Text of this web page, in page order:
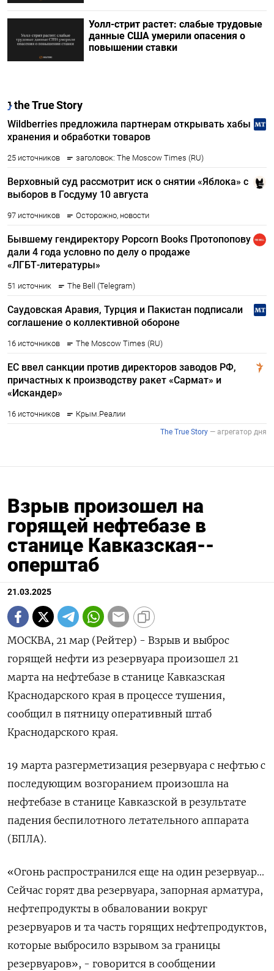
Уолл-стрит растет: слабые трудовые
данные США умерили опасения о
повышении ставки
Взрыв произошел на
горящей нефтебазе в
станице Кавказская--
оперштаб
21.03.2025
МОСКВА, 21 мар (Рейтер) - Взрыв и выброс
горящей нефти из резервуара произошел 21
марта на нефтебазе в станице Кавказская
Краснодарского края в процессе тушения,
сообщил в пятницу оперативный штаб
Краснодарского края.
19 марта разгерметизация резервуара с нефтью с
последующим возгоранием произошла на
нефтебазе в станице Кавказской в результате
падения беспилотного летательного аппарата
(БПЛА).
«Огонь распространился еще на один резервуар...
Сейчас горят два резервуара, запорная арматура,
нефтепродукты в обваловании вокруг
резервуаров и та часть горящих нефтепродуктов,
которые выбросило взрывом за границы
резервуаров», - говорится в сообщении